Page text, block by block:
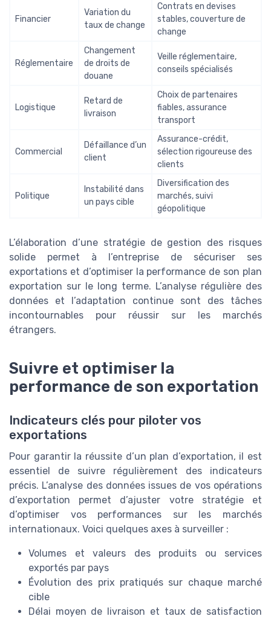
Financier
Variation du
taux de change
Contrats en devises
stables, couverture de
change
Réglementaire
Changement
de droits de
douane
Veille réglementaire,
conseils spécialisés
Logistique
Retard de
livraison
Choix de partenaires
fiables, assurance
transport
Commercial
Défaillance d’un
client
Assurance-crédit,
sélection rigoureuse des
clients
Politique
Instabilité dans
un pays cible
Diversification des
marchés, suivi
géopolitique
L’élaboration d’une stratégie de gestion des risques
solide permet à l’entreprise de sécuriser ses
exportations et d’optimiser la performance de son plan
exportation sur le long terme. L’analyse régulière des
données et l’adaptation continue sont des tâches
incontournables pour réussir sur les marchés
étrangers.
Suivre et optimiser la
performance de son exportation
Indicateurs clés pour piloter vos
exportations
Pour garantir la réussite d’un plan d’exportation, il est
essentiel de suivre régulièrement des indicateurs
précis. L’analyse des données issues de vos opérations
d’exportation permet d’ajuster votre stratégie et
d’optimiser vos performances sur les marchés
internationaux. Voici quelques axes à surveiller :
Volumes et valeurs des produits ou services
exportés par pays
Évolution des prix pratiqués sur chaque marché
cible
Délai moyen de livraison et taux de satisfaction